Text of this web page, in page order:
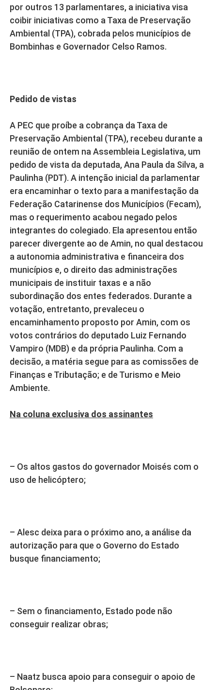
por outros 13 parlamentares, a iniciativa visa
coibir iniciativas como a Taxa de Preservação
Ambiental (TPA), cobrada pelos municípios de
Bombinhas e Governador Celso Ramos.
Pedido de vistas
A PEC que proíbe a cobrança da Taxa de
Preservação Ambiental (TPA), recebeu durante a
reunião de ontem na Assembleia Legislativa, um
pedido de vista da deputada, Ana Paula da Silva, a
Paulinha (PDT). A intenção inicial da parlamentar
era encaminhar o texto para a manifestação da
Federação Catarinense dos Municípios (Fecam),
mas o requerimento acabou negado pelos
integrantes do colegiado. Ela apresentou então
parecer divergente ao de Amin, no qual destacou
a autonomia administrativa e financeira dos
municípios e, o direito das administrações
municipais de instituir taxas e a não
subordinação dos entes federados. Durante a
votação, entretanto, prevaleceu o
encaminhamento proposto por Amin, com os
votos contrários do deputado Luiz Fernando
Vampiro (MDB) e da própria Paulinha. Com a
decisão, a matéria segue para as comissões de
Finanças e Tributação; e de Turismo e Meio
Ambiente.
Na coluna exclusiva dos assinantes
– Os altos gastos do governador Moisés com o
uso de helicóptero;
– Alesc deixa para o próximo ano, a análise da
autorização para que o Governo do Estado
busque financiamento;
– Sem o financiamento, Estado pode não
conseguir realizar obras;
– Naatz busca apoio para conseguir o apoio de